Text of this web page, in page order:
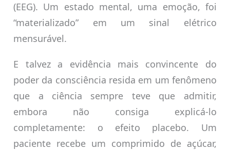
(EEG). Um estado mental, uma emoção, foi
“materializado” em um sinal elétrico
mensurável.
E talvez a evidência mais convincente do
poder da consciência resida em um fenômeno
que a ciência sempre teve que admitir,
embora não consiga explicá-lo
completamente: o efeito placebo. Um
paciente recebe um comprimido de açúcar,